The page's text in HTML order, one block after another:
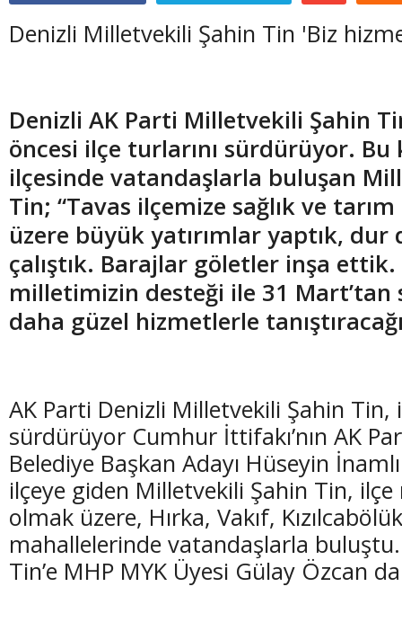
Denizli Milletvekili Şahin Tin 'Biz
Denizli AK Parti Milletvekili Şahin
öncesi ilçe turlarını sürdürüyor. Bu
ilçesinde vatandaşlarla buluşan
Tin; “Tavas ilçemize sağlık ve
üzere büyük yatırımlar yaptık,
çalıştık. Barajlar göletler inşa
milletimizin desteği ile 31 Mart’tan
daha güzel hizmetlerle
AK Parti Denizli Milletvekili Şahin Tin,
sürdürüyor Cumhur İttifakı’nın AK
Belediye Başkan Adayı Hüseyin
ilçeye giden Milletvekili Şahin Tin,
olmak üzere, Hırka, Vakıf,
mahallelerinde vatandaşlarla
Tin’e MHP MYK Üyesi Gülay Özcan
(20 Şubat - 20 Mart)
Balık Burcunun 06.08.2026 Günlük Yorumu
(21 Mart - 20
Koç